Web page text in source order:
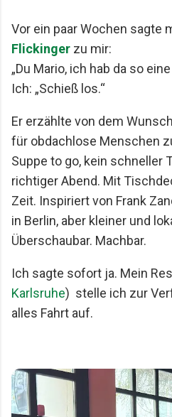
Restaurantbesuche etwas
Keine beliebigen
Vor ein paar Wochen sagte
Flickinger zu mir:
„Du Mario, ich hab da so
Ich: „Schieß los.“
Er erzählte von dem
für obdachlose Menschen
Suppe to go, kein schneller
richtiger Abend. Mit
Zeit. Inspiriert von Frank
in Berlin, aber kleiner und
Überschaubar. Machbar.
Ich sagte sofort ja. Mein
Karlsruhe) stelle ich zur
alles Fahrt auf.